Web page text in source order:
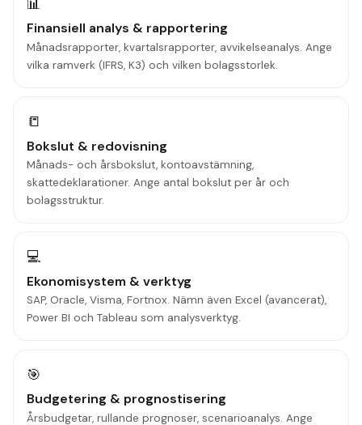
📊
Finansiell analys & rapportering
Månadsrapporter, kvartalsrapporter, avvikelseanalys. Ange
vilka ramverk (IFRS, K3) och vilken bolagsstorlek.
📒
Bokslut & redovisning
Månads- och årsbokslut, kontoavstämning,
skattedeklarationer. Ange antal bokslut per år och
bolagsstruktur.
💻
Ekonomisystem & verktyg
SAP, Oracle, Visma, Fortnox. Nämn även Excel (avancerat),
Power BI och Tableau som analysverktyg.
🎯
Budgetering & prognostisering
Årsbudgetar, rullande prognoser, scenarioanalys. Ange